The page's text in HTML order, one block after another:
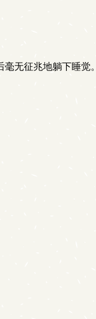
无征兆地躺下睡觉。